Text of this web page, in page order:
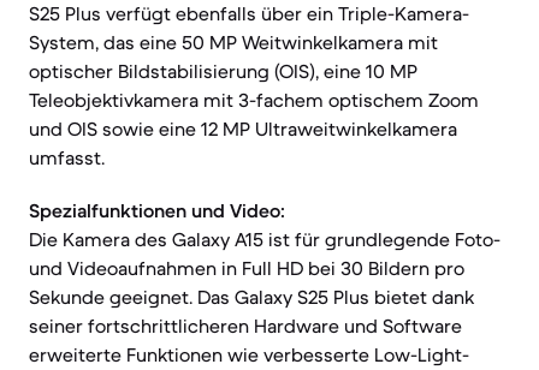
S25 Plus verfügt ebenfalls über ein Triple-Kamera-
System, das eine 50 MP Weitwinkelkamera mit
optischer Bildstabilisierung (OIS), eine 10 MP
Teleobjektivkamera mit 3-fachem optischem Zoom
und OIS sowie eine 12 MP Ultraweitwinkelkamera
umfasst.
Spezialfunktionen und Video:
Die Kamera des Galaxy A15 ist für grundlegende Foto-
und Videoaufnahmen in Full HD bei 30 Bildern pro
Sekunde geeignet. Das Galaxy S25 Plus bietet dank
seiner fortschrittlicheren Hardware und Software
erweiterte Funktionen wie verbesserte Low-Light-